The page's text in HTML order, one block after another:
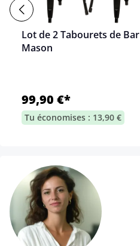
Lot de 2 Tabourets de Bar
Mason
99,90 €*
Tu économises : 13,90 €